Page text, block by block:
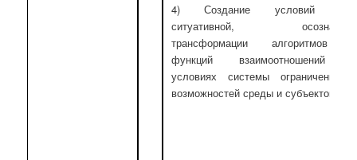
4) Создание условий для
ситуативной, осознанной
трансформации алгоритмов и
функций взаимоотношений в
условиях системы ограничений и
возможностей среды и субъектов.